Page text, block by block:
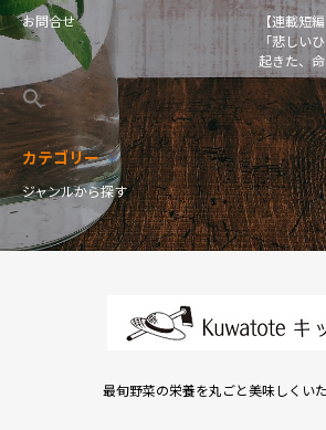
お問合せ
【連載短
「悲しい
起きた、
カテゴリー
ジャンルから探す
最旬野菜の栄養を丸ごと美味しくいた